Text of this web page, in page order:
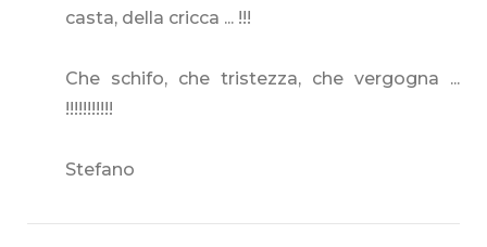
casta, della cricca ... !!!
Che schifo, che tristezza, che vergogna ...
!!!!!!!!!!!
Stefano